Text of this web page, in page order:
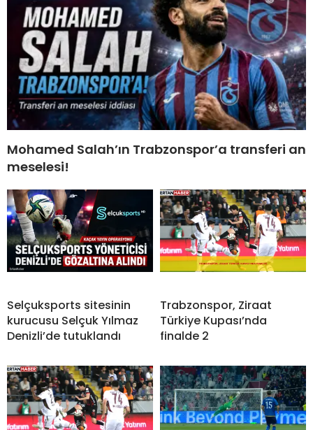
Mohamed Salah’ın Trabzonspor’a transferi an
meselesi!
Selçuksports sitesinin
kurucusu Selçuk Yılmaz
Denizli’de tutuklandı
Trabzonspor, Ziraat
Türkiye Kupası’nda
finalde 2